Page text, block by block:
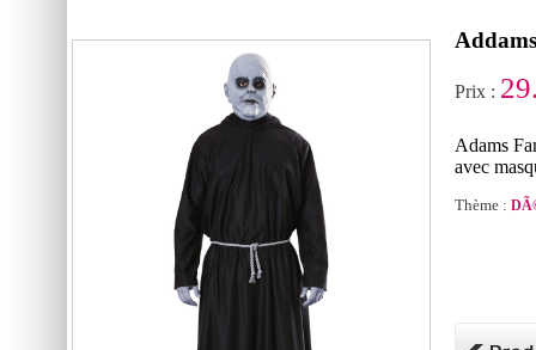
Prix :
Adams
avec
Thème :